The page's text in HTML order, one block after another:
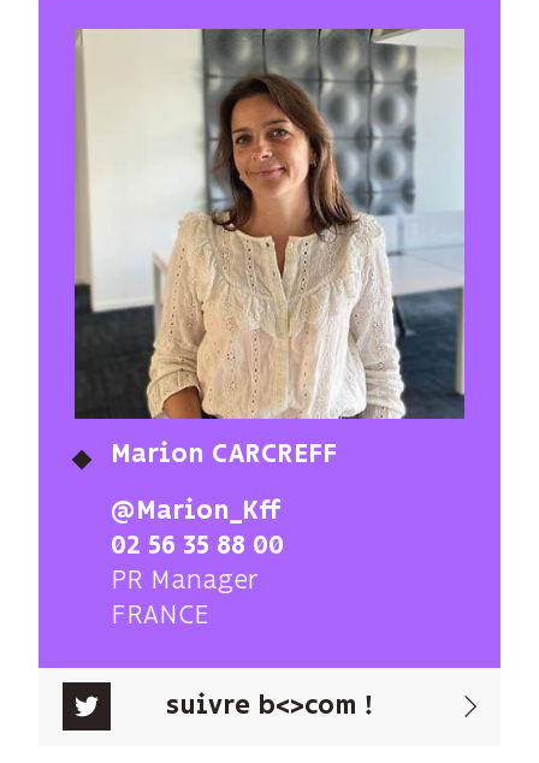
Marion CARCREFF
@Marion_Kff
02 56 35 88 00
PR Manager
FRANCE
suivre b<>com !